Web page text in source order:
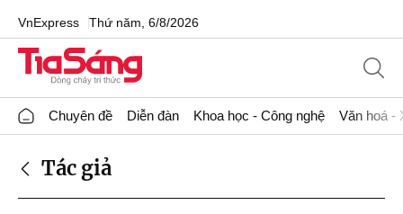
VnExpress Thứ năm, 6/8/2026
Chuyên đề Diễn đàn Khoa học - Công nghệ Văn hoá -
Tác giả